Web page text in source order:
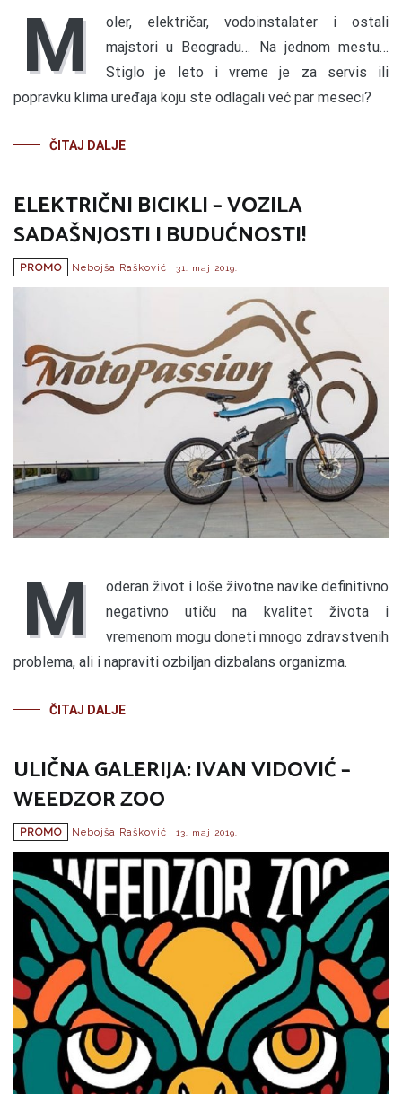
M
oler, električar, vodoinstalater i ostali
majstori u Beogradu… Na jednom mestu…
Stiglo je leto i vreme je za servis ili
popravku klima uređaja koju ste odlagali već par meseci?
ČITAJ DALJE
ELEKTRIČNI BICIKLI – VOZILA
SADAŠNJOSTI I BUDUĆNOSTI!
PROMO Nebojša Rašković 31. maj 2019.
M
oderan život i loše životne navike definitivno
negativno utiču na kvalitet života i
vremenom mogu doneti mnogo zdravstvenih
problema, ali i napraviti ozbiljan dizbalans organizma.
ČITAJ DALJE
ULIČNA GALERIJA: IVAN VIDOVIĆ –
WEEDZOR ZOO
PROMO Nebojša Rašković 13. maj 2019.